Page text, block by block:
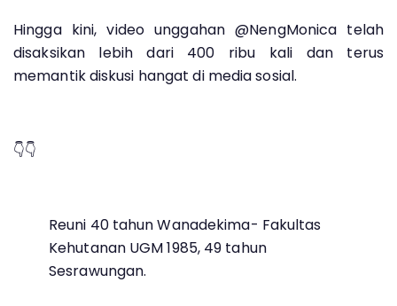
Hingga kini, video unggahan @NengMonica telah
disaksikan lebih dari 400 ribu kali dan terus
memantik diskusi hangat di media sosial.
👇👇
Reuni 40 tahun Wanadekima- Fakultas
Kehutanan UGM 1985, 49 tahun
Sesrawungan.